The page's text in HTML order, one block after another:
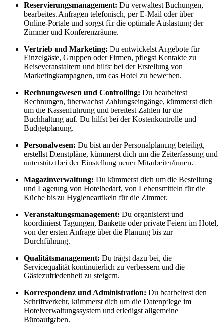
Reservierungsmanagement: Du verwaltest Buchungen,
bearbeitest Anfragen telefonisch, per E-Mail oder über
Online-Portale und sorgst für die optimale Auslastung der
Zimmer und Konferenzräume.
Vertrieb und Marketing: Du entwickelst Angebote für
Einzelgäste, Gruppen oder Firmen, pflegst Kontakte zu
Reiseveranstaltern und hilfst bei der Erstellung von
Marketingkampagnen, um das Hotel zu bewerben.
Rechnungswesen und Controlling: Du bearbeitest
Rechnungen, überwachst Zahlungseingänge, kümmerst dich
um die Kassenführung und bereitest Zahlen für die
Buchhaltung auf. Du hilfst bei der Kostenkontrolle und
Budgetplanung.
Personalwesen: Du bist an der Personalplanung beteiligt,
erstellst Dienstpläne, kümmerst dich um die Zeiterfassung und
unterstützt bei der Einstellung neuer Mitarbeiter/innen.
Magazinverwaltung: Du kümmerst dich um die Bestellung
und Lagerung von Hotelbedarf, von Lebensmitteln für die
Küche bis zu Hygieneartikeln für die Zimmer.
Veranstaltungsmanagement: Du organisierst und
koordinierst Tagungen, Bankette oder private Feiern im Hotel,
von der ersten Anfrage über die Planung bis zur
Durchführung.
Qualitätsmanagement: Du trägst dazu bei, die
Servicequalität kontinuierlich zu verbessern und die
Gästezufriedenheit zu steigern.
Korrespondenz und Administration: Du bearbeitest den
Schriftverkehr, kümmerst dich um die Datenpflege im
Hotelverwaltungssystem und erledigst allgemeine
Büroaufgaben.